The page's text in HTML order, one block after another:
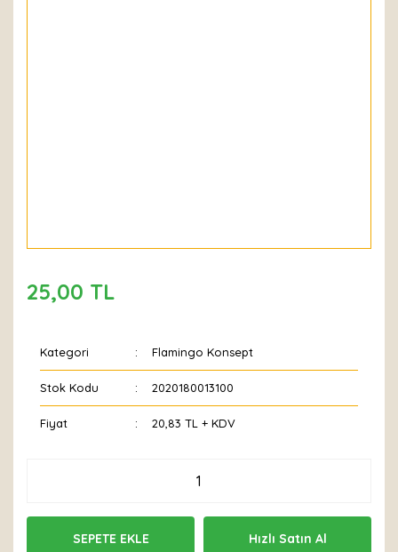
25,00 TL
Kategori Flamingo Konsept
Stok Kodu 2020180013100
Fiyat 20,83 TL + KDV
SEPETE EKLE Hızlı Satın Al